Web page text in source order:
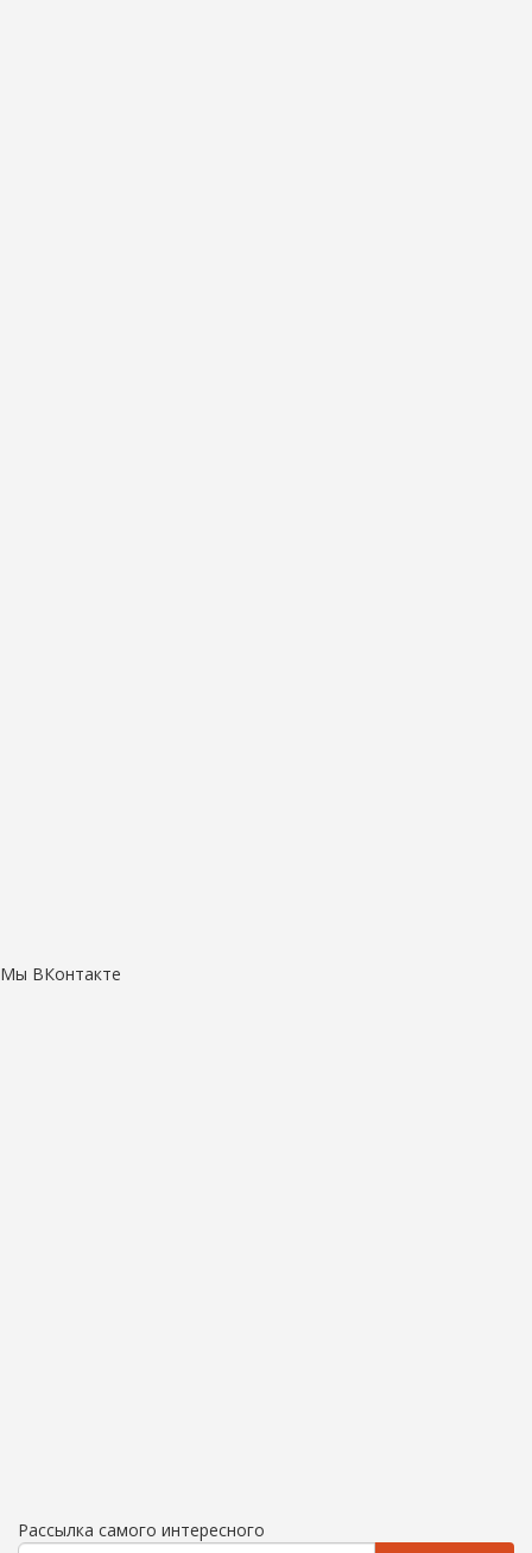
Мы ВКонтакте
Рассылка самого интересного